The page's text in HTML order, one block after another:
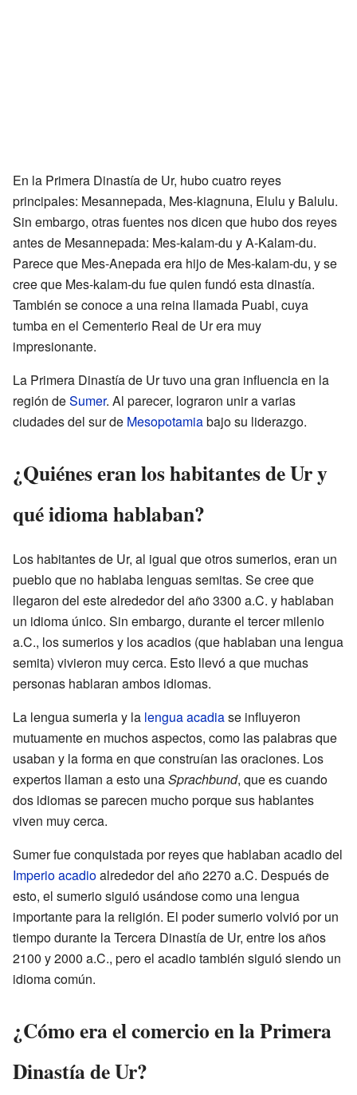
En la Primera Dinastía de Ur, hubo cuatro reyes
principales: Mesannepada, Mes-kiagnuna, Elulu y Balulu.
Sin embargo, otras fuentes nos dicen que hubo dos reyes
antes de Mesannepada: Mes-kalam-du y A-Kalam-du.
Parece que Mes-Anepada era hijo de Mes-kalam-du, y se
cree que Mes-kalam-du fue quien fundó esta dinastía.
También se conoce a una reina llamada Puabi, cuya
tumba en el Cementerio Real de Ur era muy
impresionante.
La Primera Dinastía de Ur tuvo una gran influencia en la
región deSumer. Al parecer, lograron unir a varias
ciudades del sur de Mesopotamiabajo su liderazgo.
¿Quiénes eran los habitantes de Ur y
qué idioma hablaban?
Los habitantes de Ur, al igual que otros sumerios, eran un
pueblo que no hablaba lenguas semitas. Se cree que
llegaron del este alrededor del año 3300 a.C. y hablaban
un idioma único. Sin embargo, durante el tercer milenio
a.C., los sumerios y los acadios (que hablaban una lengua
semita) vivieron muy cerca. Esto llevó a que muchas
personas hablaran ambos idiomas.
La lengua sumeria y la lengua acadiase influyeron
mutuamente en muchos aspectos, como las palabras que
usaban y la forma en que construían las oraciones. Los
expertos llaman a esto unaSprachbund, que es cuando
dos idiomas se parecen mucho porque sus hablantes
viven muy cerca.
Sumer fue conquistada por reyes que hablaban acadio del
Imperio acadioalrededor del año 2270 a.C. Después de
esto, el sumerio siguió usándose como una lengua
importante para la religión. El poder sumerio volvió por un
tiempo durante la Tercera Dinastía de Ur, entre los años
2100 y 2000 a.C., pero el acadio también siguió siendo un
idioma común.
¿Cómo era el comercio en la Primera
Dinastía de Ur?